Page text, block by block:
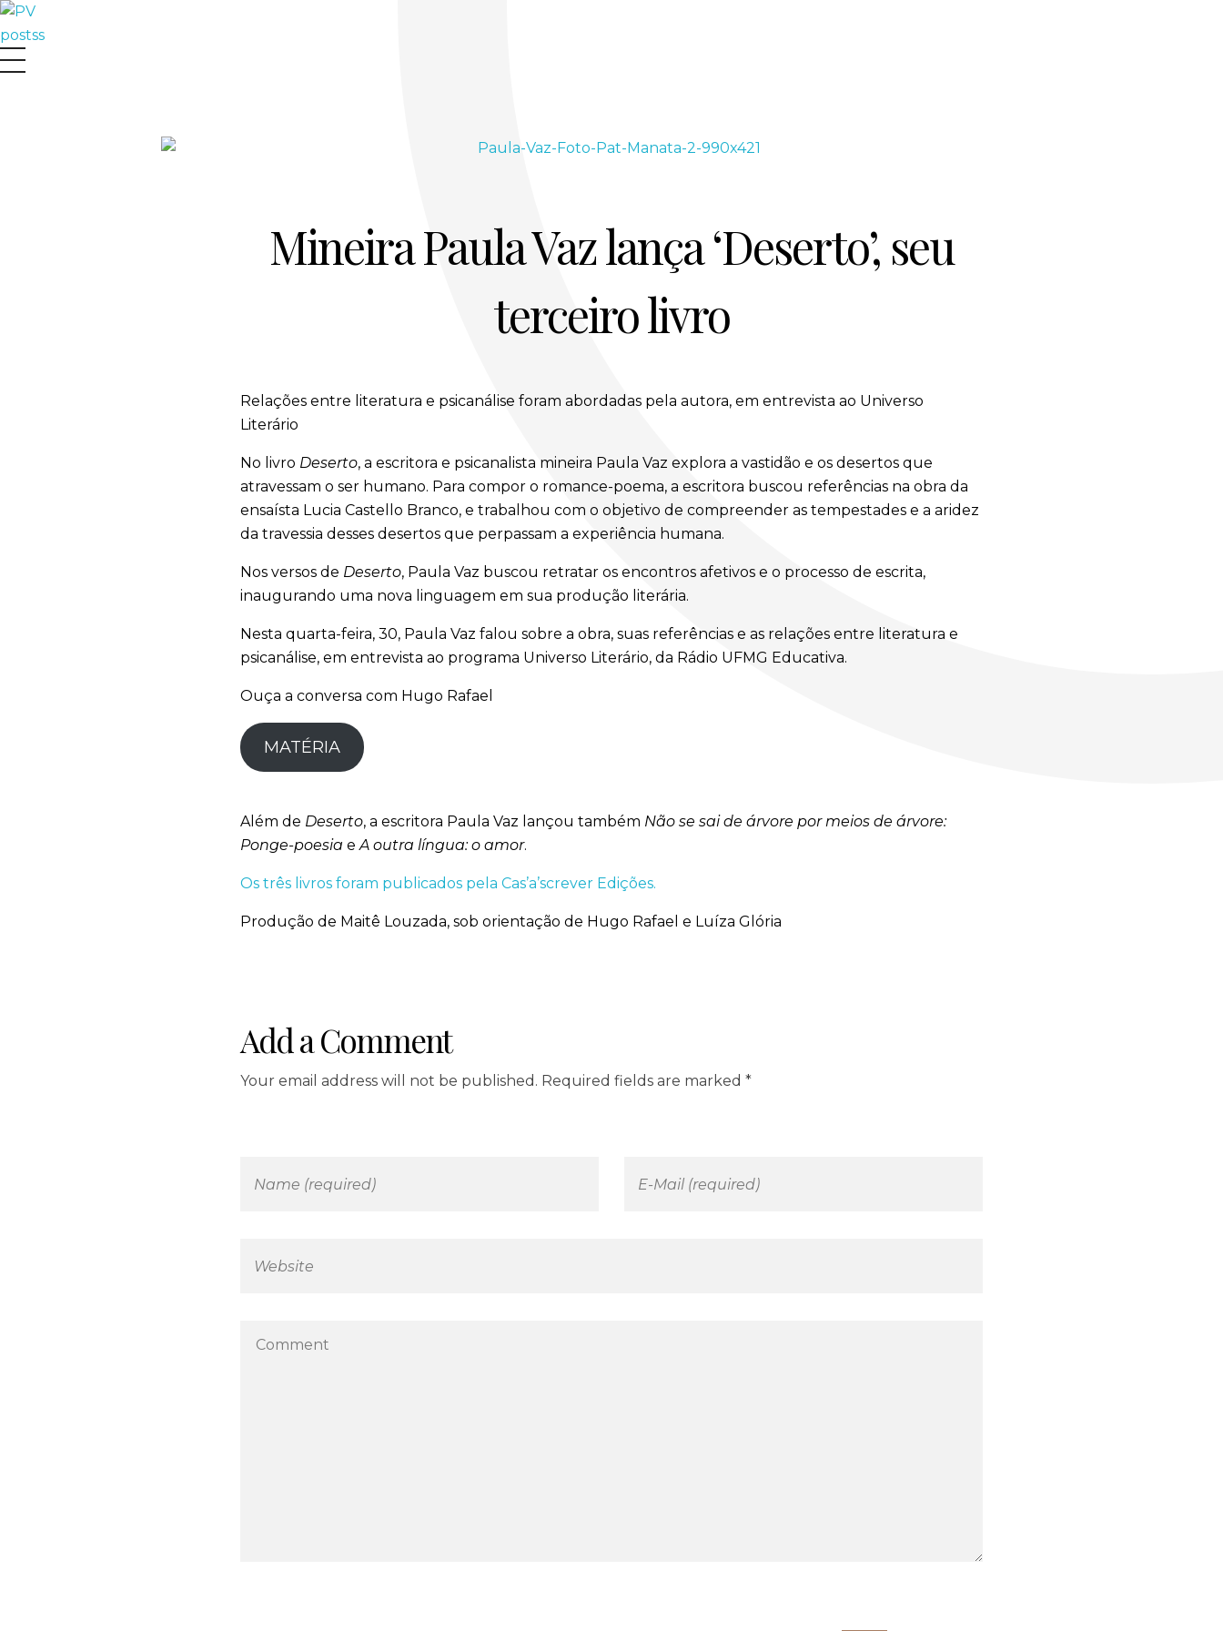
Paula Vaz
Mineira Paula Vaz lança ‘Deserto’, seu
terceiro livro
Relações entre literatura e psicanálise foram abordadas pela autora, em entrevista ao Universo
Literário
No livro Deserto, a escritora e psicanalista mineira Paula Vaz explora a vastidão e os desertos que
atravessam o ser humano. Para compor o romance-poema, a escritora buscou referências na obra da
ensaísta Lucia Castello Branco, e trabalhou com o objetivo de compreender as tempestades e a aridez
da travessia desses desertos que perpassam a experiência humana.
Nos versos de Deserto, Paula Vaz buscou retratar os encontros afetivos e o processo de escrita,
inaugurando uma nova linguagem em sua produção literária.
Nesta quarta-feira, 30, Paula Vaz falou sobre a obra, suas referências e as relações entre literatura e
psicanálise, em entrevista ao programa Universo Literário, da Rádio UFMG Educativa.
Ouça a conversa com Hugo Rafael
MATÉRIA
Além de Deserto, a escritora Paula Vaz lançou também Não se sai de árvore por meios de árvore:
Ponge-poesia eA outra língua: o amor.
Os três livros foram publicados pela Cas’a’screver Edições.
Produção de Maitê Louzada, sob orientação de Hugo Rafael e Luíza Glória
Add a Comment
Your email address will not be published. Required fields are marked *